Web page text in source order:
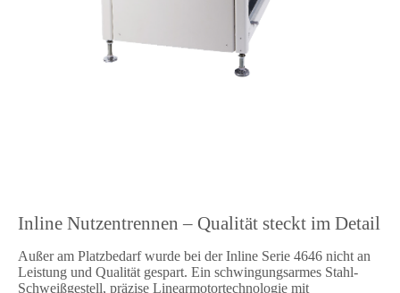
Inline Nutzentrennen – Qualität steckt im Detail
Außer am Platzbedarf wurde bei der Inline Serie 4646 nicht an
Leistung und Qualität gespart. Ein schwingungsarmes Stahl-
Schweißgestell, präzise Linearmotortechnologie mit